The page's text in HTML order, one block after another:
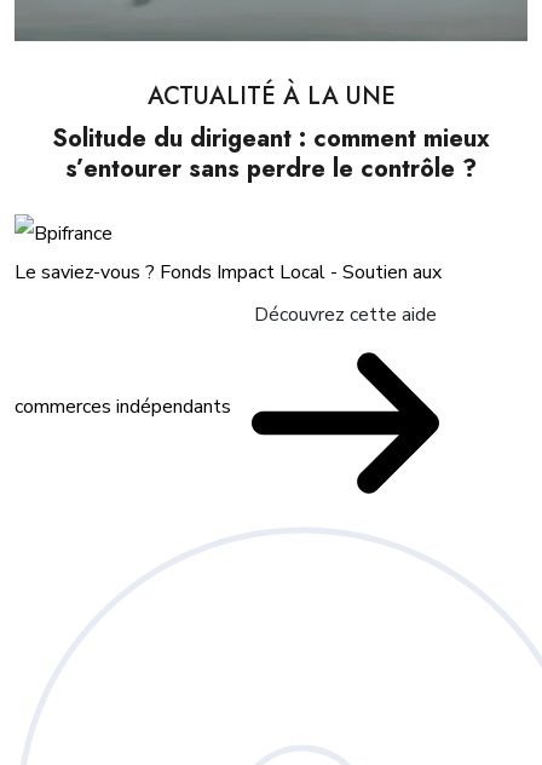
ACTUALITÉ À LA UNE
Solitude du dirigeant : comment mieux
s’entourer sans perdre le contrôle ?
Le saviez-vous ? Fonds Impact Local - Soutien aux
commerces indépendants
Découvrez cette aide